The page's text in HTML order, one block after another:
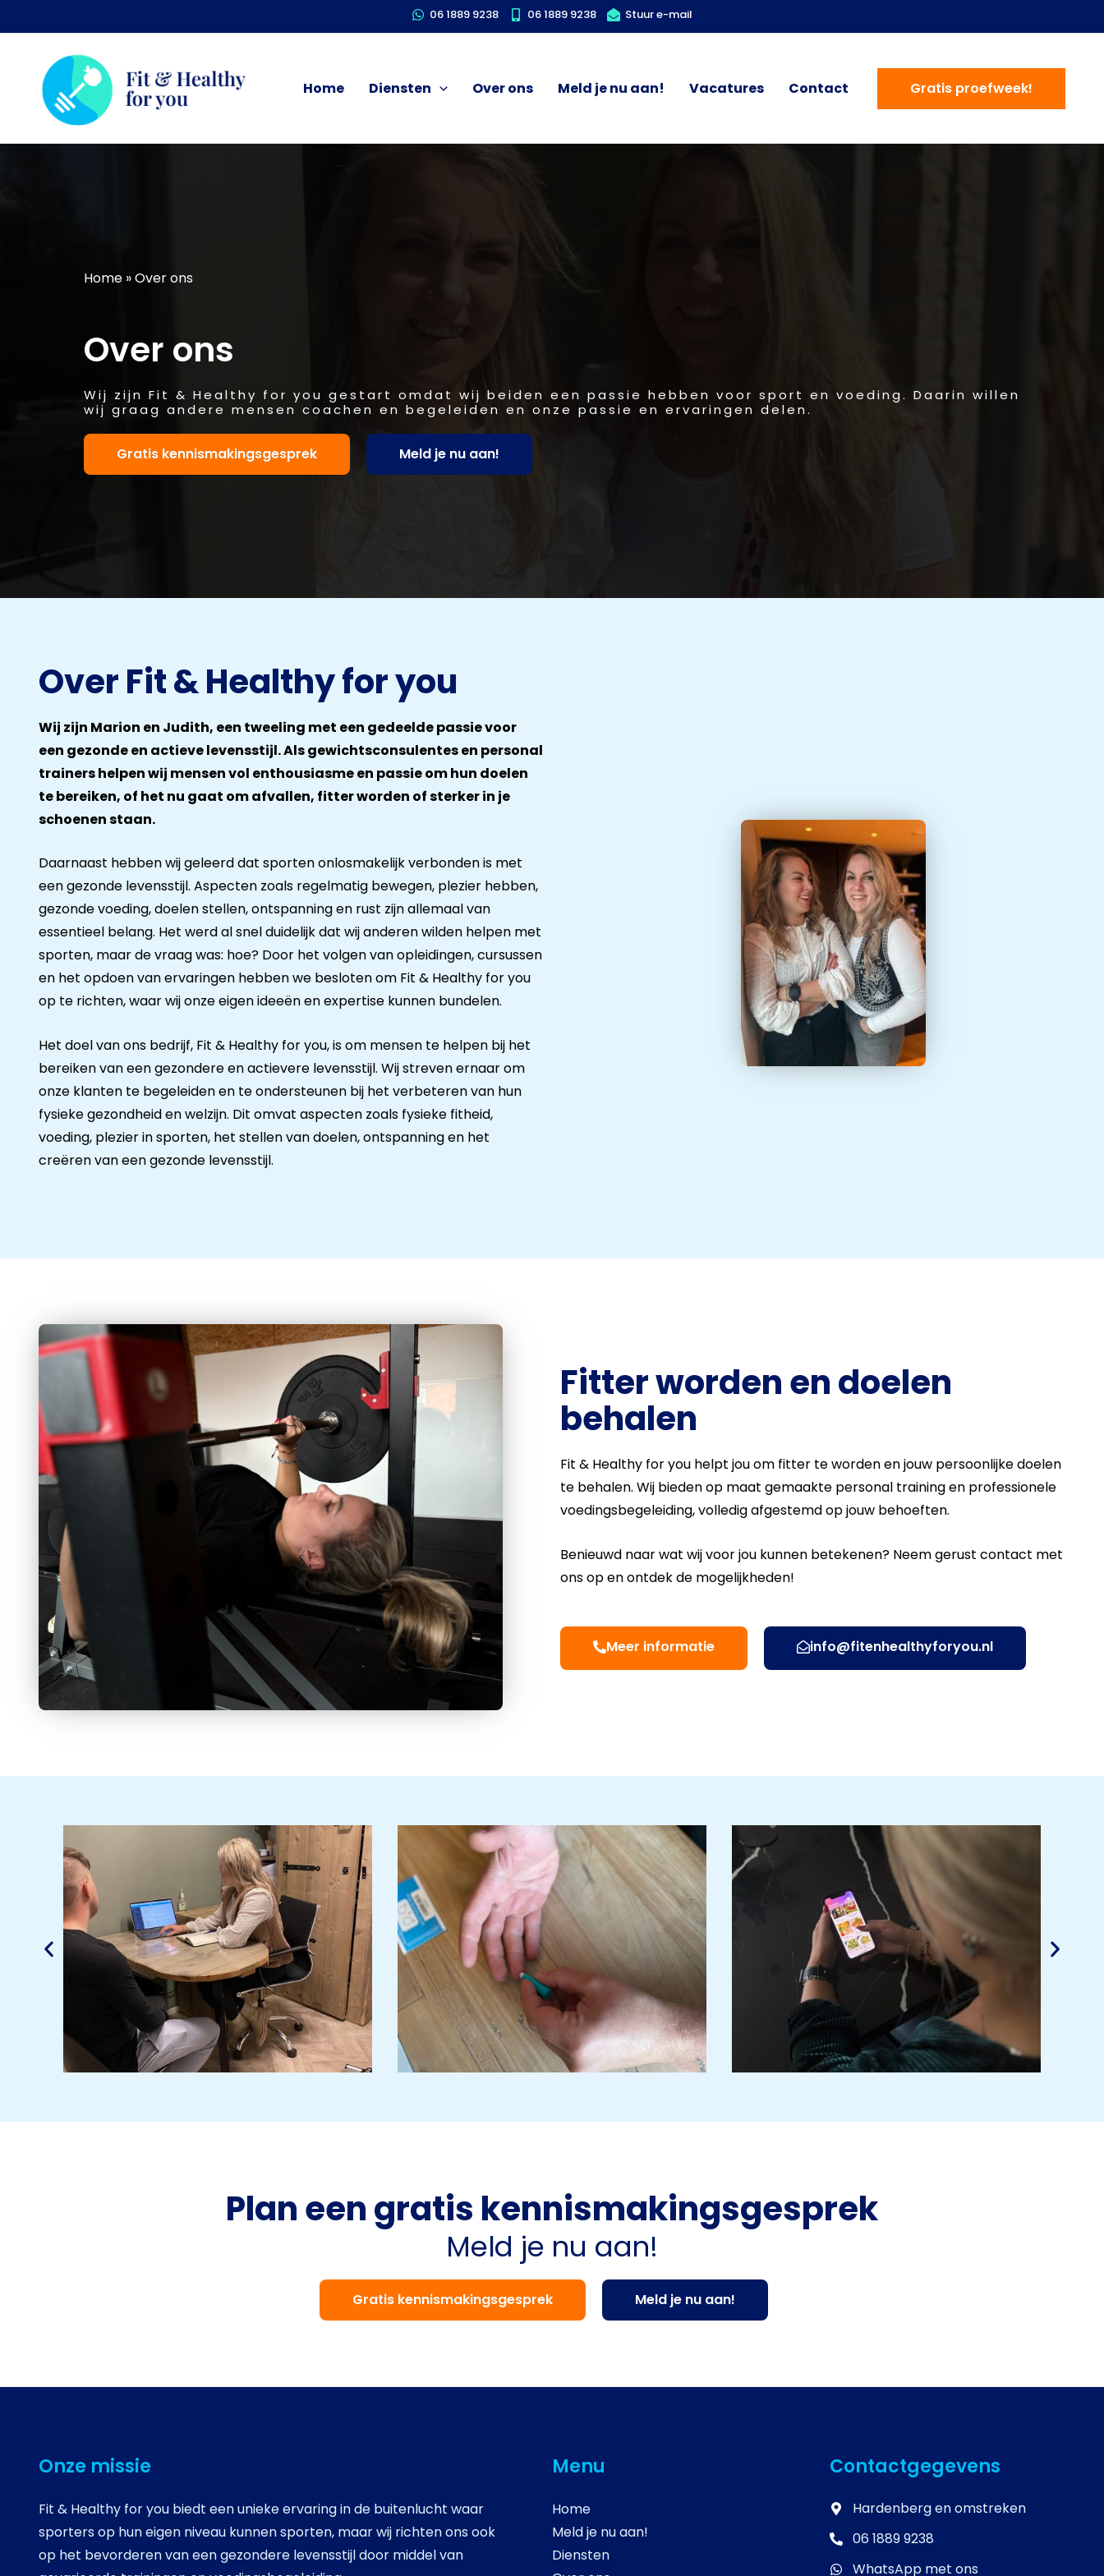
naar
06 1889 9238 06 1889 9238 Stuur e-mail
Home Diensten Over ons Meld je nu aan! Vacatures Contact Gratis proefweek!
Home »Over ons
Over ons
Wij zijn Fit & Healthy for you gestart omdat wij beiden een passie hebben voor sport en voeding. Daarin willen
wij graag andere mensen coachen en begeleiden en onze passie en ervaringen delen.
Gratis kennismakingsgesprek Meld je nu aan!
Over Fit & Healthy for you
Wij zijn Marion en Judith, een tweeling met een gedeelde passie voor
een gezonde en actieve levensstijl. Als gewichtsconsulentes en personal
trainers helpen wij mensen vol enthousiasme en passie om hun doelen
te bereiken, of het nu gaat om afvallen, fitter worden of sterker in je
schoenen staan.
Daarnaast hebben wij geleerd dat sporten onlosmakelijk verbonden is met
een gezonde levensstijl. Aspecten zoals regelmatig bewegen, plezier hebben,
gezonde voeding, doelen stellen, ontspanning en rust zijn allemaal van
essentieel belang. Het werd al snel duidelijk dat wij anderen wilden helpen met
sporten, maar de vraag was: hoe? Door het volgen van opleidingen, cursussen
en het opdoen van ervaringen hebben we besloten om Fit & Healthy for you
op te richten, waar wij onze eigen ideeën en expertise kunnen bundelen.
Het doel van ons bedrijf, Fit & Healthy for you, is om mensen te helpen bij het
bereiken van een gezondere en actievere levensstijl. Wij streven ernaar om
onze klanten te begeleiden en te ondersteunen bij het verbeteren van hun
fysieke gezondheid en welzijn. Dit omvat aspecten zoals fysieke fitheid,
voeding, plezier in sporten, het stellen van doelen, ontspanning en het
creëren van een gezonde levensstijl.
Fitter worden en doelen
behalen
Fit & Healthy for you helpt jou om fitter te worden en jouw persoonlijke doelen
te behalen. Wij bieden op maat gemaakte personal training en professionele
voedingsbegeleiding, volledig afgestemd op jouw behoeften.
Benieuwd naar wat wij voor jou kunnen betekenen? Neem gerust contact met
ons op en ontdek de mogelijkheden!
Meer informatie info@fitenhealthyforyou.nl
Plan een gratis kennismakingsgesprek
Meld je nu aan!
Gratis kennismakingsgesprek Meld je nu aan!
Onze missie
Fit & Healthy for you biedt een unieke ervaring in de buitenlucht waar
sporters op hun eigen niveau kunnen sporten, maar wij richten ons ook
op het bevorderen van een gezondere levensstijl door middel van
Menu
Home
Meld je nu aan!
Diensten
Contactgegevens
Hardenberg en omstreken
06 1889 9238
WhatsApp met ons